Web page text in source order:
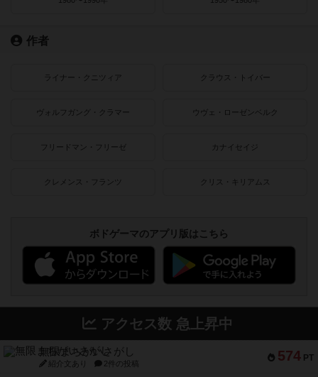
作者
ライナー・クニツィア クラウス・トイバー
ヴォルフガング・クラマー ウヴェ・ローゼンベルク
フリードマン・フリーゼ カナイセイジ
クレメンス・フランツ クリス・キリアムス
ボドゲーマのアプリ版はこちら
アクセス数 急上昇中
574 PT
無限まちがいさがし
紹介文あり 2件の投稿